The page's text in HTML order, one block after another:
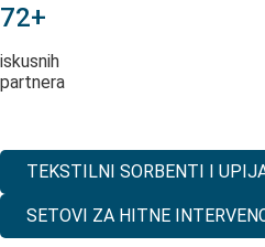
72+
iskusnih
partnera
TEKSTILNI SORBENTI I
SETOVI ZA HITNE